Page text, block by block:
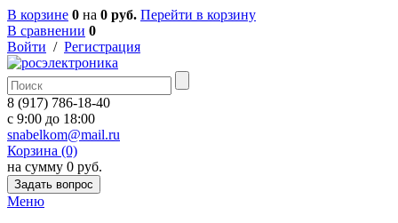
В корзине 0 на 0 руб. Перейти в корзину
В сравнении 0
Войти / Регистрация
8 (917) 786-18-40
c 9:00 до 18:00
snabelkom@mail.ru
Корзина (0)
на сумму 0 руб.
Задать вопрос
Меню